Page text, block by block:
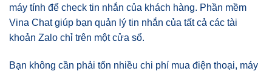
máy tính để check tin nhắn của khách hàng. Phần mềm
Vina Chat giúp bạn quản lý tin nhắn của tất cả các tài
khoản Zalo chỉ trên một cửa sổ.
Bạn không cần phải tốn nhiều chi phí mua điện thoại, máy